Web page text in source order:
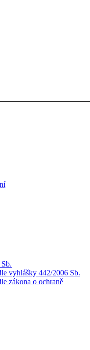
vyhlášky 442/2006 Sb.
zákona o ochraně